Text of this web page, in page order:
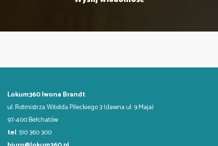
Lokum360 Iwona Brandt
ul. Rotmistrza Witolda Pileckiego 3 (dawna ul. 9 Maja)
97-400 Bełchatów
tel. 510 360 300